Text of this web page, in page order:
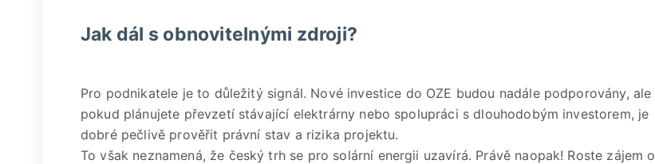
Jak dál s obnovitelnými zdroji?
Pro podnikatele je to důležitý signál. Nové investice do OZE budou nadále podporovány, ale
pokud plánujete převzetí stávající elektrárny nebo spolupráci s dlouhodobým investorem, je
dobré pečlivě prověřit právní stav a rizika projektu.
To však neznamená, že český trh se pro solární energii uzavírá. Právě naopak! Roste zájem o